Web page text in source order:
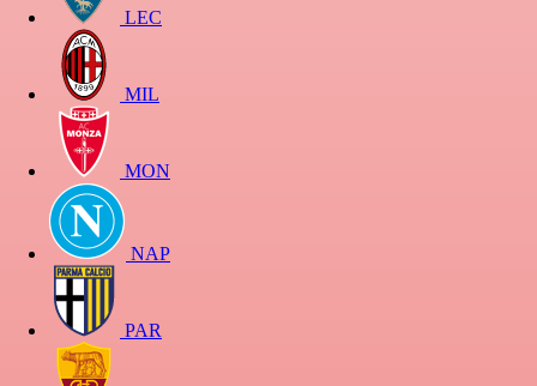
LEC
MIL
MON
NAP
PAR